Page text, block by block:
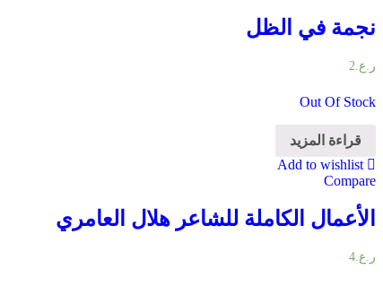
نجمة في الظل
ر.ع. 2
Out Of Stock
قراءة المزيد
Add to wishlist
Compare
الأعمال الكاملة للشاعر هلال العامري
ر.ع.4